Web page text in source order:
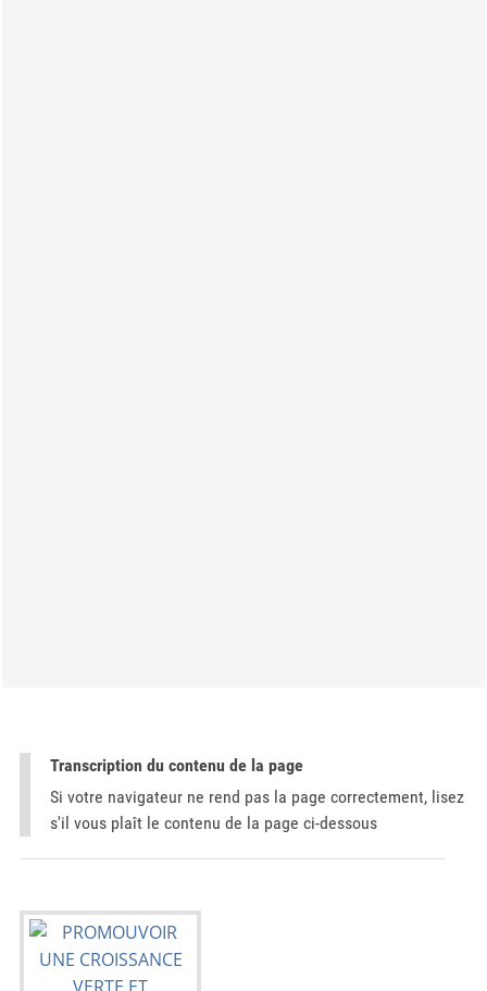
Transcription du contenu de la page
Si votre navigateur ne rend pas la page correctement, lisez
s'il vous plaît le contenu de la page ci-dessous